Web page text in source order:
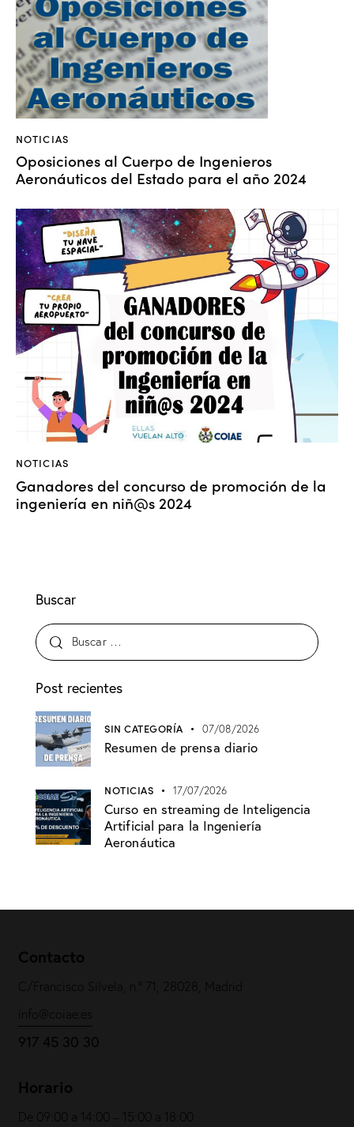
NOTICIAS
Oposiciones al Cuerpo de Ingenieros
Aeronáuticos del Estado para el año 2024
NOTICIAS
Ganadores del concurso de promoción de la
ingeniería en niñ@s 2024
Buscar
Post recientes
SIN CATEGORÍA 07/08/2026
Resumen de prensa diario
NOTICIAS 17/07/2026
Curso en streaming de Inteligencia
Artificial para la Ingeniería
Aeronáutica
Contacto
C/Francisco Silvela, n.º 71, 28028, Madrid
917 45 30 30
Horario
De 09:00 a 14:00 – 15:00 a 18:00